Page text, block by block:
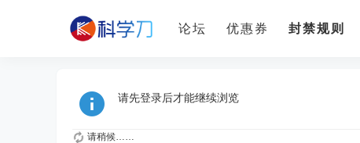
论坛 优惠券 封禁规则
请先登录后才能继续浏览
请稍候……